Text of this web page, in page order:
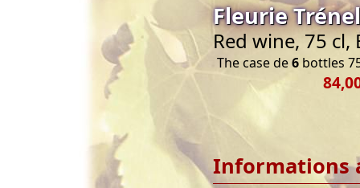
Fleurie
Red wine, 75 cl,
The case de6 bottles
Informations